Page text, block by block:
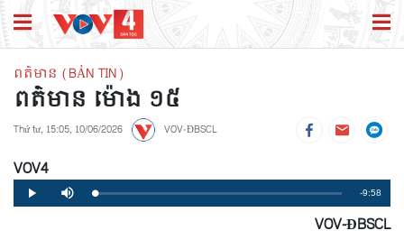
ពត៌មាន (BẢN TIN)
ពត៌មាន ម៉ោង ១៥
Thứ tư, 15:05, 10/06/2026 VOV-ĐBSCL
VOV4
Play Mute Loaded:
0%
Progress:
0%
Remaining
Time
-9:58
VOV-ĐBSCL